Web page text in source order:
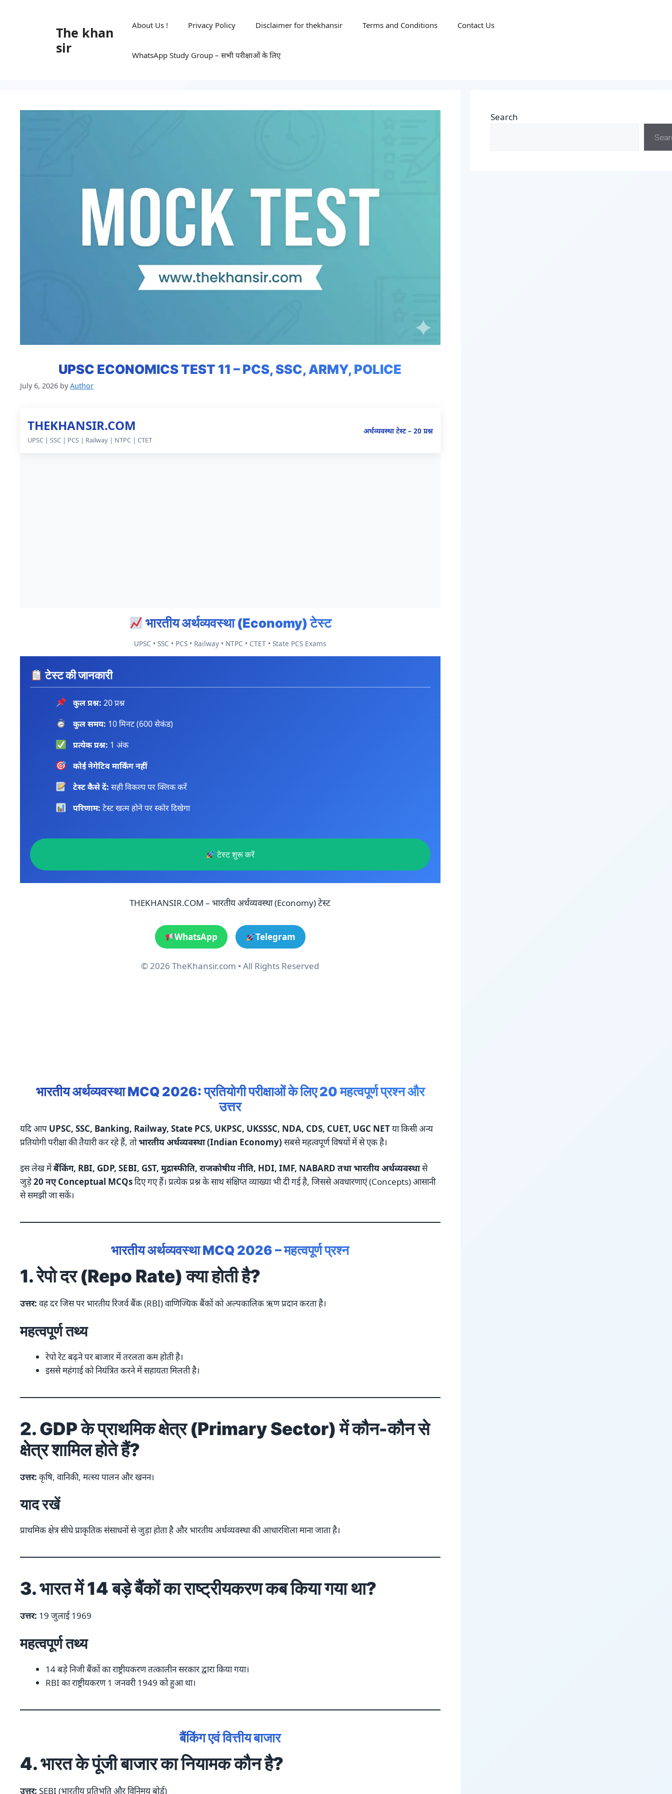
The khan
sir
About Us ! Privacy Policy Disclaimer for thekhansir Terms and Conditions Contact Us
WhatsApp Study Group – सभी परीक्षाओं के लिए
UPSC ECONOMICS TEST 11 – PCS, SSC, ARMY, POLICE
July 6, 2026 byAuthor
THEKHANSIR.COM
UPSC | SSC | PCS | Railway | NTPC | CTET
अर्थव्यवस्था टेस्ट – 20 प्रश्न
भारतीय अर्थव्यवस्था (Economy) टेस्ट
UPSC • SSC • PCS • Railway • NTPC • CTET • State PCS Exams
टेस्ट की जानकारी
कुल प्रश्न: 20 प्रश्न
कुल समय: 10 मिनट (600 सेकंड)
प्रत्येक प्रश्न: 1 अंक
कोई नेगेटिव मार्किंग नहीं
टेस्ट कैसे दें: सही विकल्प पर क्लिक करें
परिणाम: टेस्ट खत्म होने पर स्कोर दिखेगा
टेस्ट शुरू करें
THEKHANSIR.COM – भारतीय अर्थव्यवस्था (Economy) टेस्ट
WhatsApp Telegram
© 2026 TheKhansir.com • All Rights Reserved
भारतीय अर्थव्यवस्था MCQ 2026: प्रतियोगी परीक्षाओं के लिए 20 महत्वपूर्ण प्रश्न और
उत्तर
यदि आप UPSC, SSC, Banking, Railway, State PCS, UKPSC, UKSSSC, NDA, CDS, CUET, UGC NETया किसी अन्य
प्रतियोगी परीक्षा की तैयारी कर रहे हैं, तोभारतीय अर्थव्यवस्था (Indian Economy) सबसे महत्वपूर्ण विषयों में से एक है।
इस लेख मेंबैंकिंग, RBI, GDP, SEBI, GST, मुद्रास्फीति, राजकोषीय नीति, HDI, IMF, NABARD तथा भारतीय अर्थव्यवस्थासे
जुड़े20 नए Conceptual MCQsदिए गए हैं। प्रत्येक प्रश्न के साथ संक्षिप्त व्याख्या भी दी गई है, जिससे अवधारणाएं (Concepts) आसानी
से समझी जा सकें।
भारतीय अर्थव्यवस्था MCQ 2026 – महत्वपूर्ण प्रश्न
1. रेपो दर (Repo Rate) क्या होती है?
उत्तर: वह दर जिस पर भारतीय रिजर्व बैंक (RBI) वाणिज्यिक बैंकों को अल्पकालिक ऋण प्रदान करता है।
महत्वपूर्ण तथ्य
रेपो रेट बढ़ने पर बाजार में तरलता कम होती है।
इससे महंगाई को नियंत्रित करने में सहायता मिलती है।
2. GDP के प्राथमिक क्षेत्र (Primary Sector) में कौन-कौन से
क्षेत्र शामिल होते हैं?
उत्तर: कृषि, वानिकी, मत्स्य पालन और खनन।
याद रखें
प्राथमिक क्षेत्र सीधे प्राकृतिक संसाधनों से जुड़ा होता है और भारतीय अर्थव्यवस्था की आधारशिला माना जाता है।
3. भारत में 14 बड़े बैंकों का राष्ट्रीयकरण कब किया गया था?
उत्तर: 19 जुलाई 1969
महत्वपूर्ण तथ्य
14 बड़े निजी बैंकों का राष्ट्रीयकरण तत्कालीन सरकार द्वारा किया गया।
RBI का राष्ट्रीयकरण 1 जनवरी 1949 को हुआ था।
बैंकिंग एवं वित्तीय बाजार
4. भारत के पूंजी बाजार का नियामक कौन है?
उत्तर: SEBI (भारतीय प्रतिभूति और विनिमय बोर्ड)
Search